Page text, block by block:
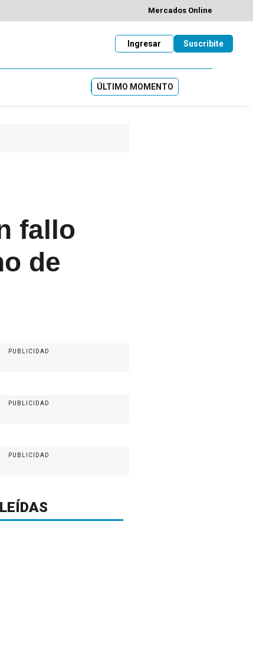
Mercados Online
Suscribite
Ingresar
ÚLTIMO MOMENTO
fallo
de
PUBLICIDAD
PUBLICIDAD
PUBLICIDAD